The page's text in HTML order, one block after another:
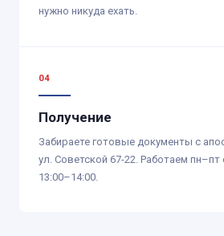
нужно никуда ехать.
Получение
Забираете готовые документы с
ул. Советской 67-22. Работаем пн–пт
13:00–14:00.